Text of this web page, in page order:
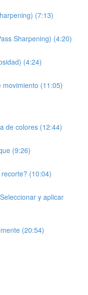
(7:13)
Sharpening) (4:20)
(4:24)
movimiento (11:05)
de colores (12:44)
(9:26)
(10:04)
y aplicar
(20:54)